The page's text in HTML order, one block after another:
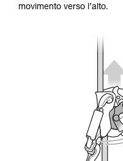
movimento verso l’alto.